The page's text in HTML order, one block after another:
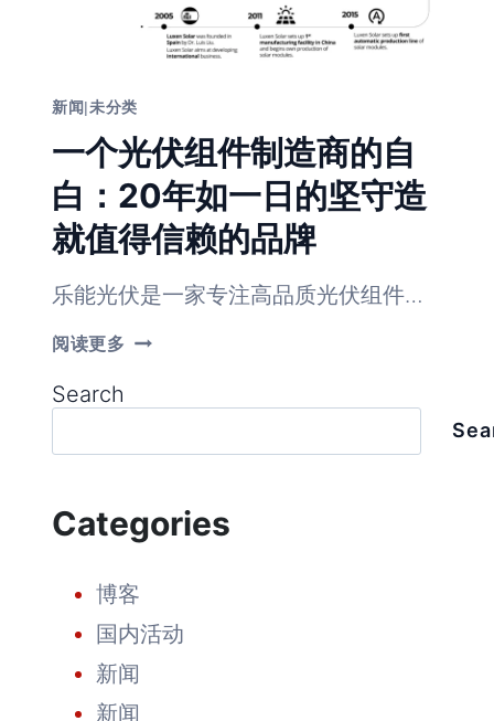
新闻|未分类
一个光伏组件制造商的自
白：20年如一日的坚守造
就值得信赖的品牌
乐能光伏是一家专注高品质光伏组件…
阅读更多 一
制
的
自
20
年
如
一
的
Search
Categories
博客
国内活动
新闻
新闻